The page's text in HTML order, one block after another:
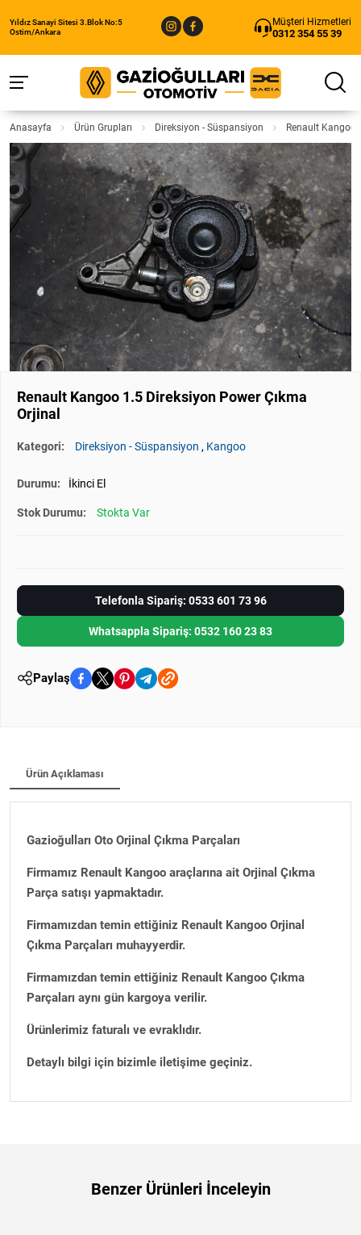
Yıldız Sanayi Sitesi 3.Blok No:5
Ostim/Ankara
Müşteri Hizmetleri
0312 354 55 39
Anasayfa Ürün Grupları Direksiyon - Süspansiyon Renault Kangoo
Renault Kangoo 1.5 Direksiyon Power Çıkma
Orjinal
Kategori: Direksiyon - Süspansiyon , Kangoo
Durumu: İkinci El
Stok Durumu: Stokta Var
Telefonla Sipariş: 0533 601 73 96
Whatsappla Sipariş: 0532 160 23 83
Paylaş
Ürün Açıklaması
Gazioğulları Oto Orjinal Çıkma Parçaları
Firmamız Renault Kangoo araçlarına ait Orjinal Çıkma
Parça satışı yapmaktadır.
Firmamızdan temin ettiğiniz Renault Kangoo Orjinal
Çıkma Parçaları muhayyerdir.
Firmamızdan temin ettiğiniz Renault Kangoo Çıkma
Parçaları aynı gün kargoya verilir.
Ürünlerimiz faturalı ve evraklıdır.
Detaylı bilgi için bizimle iletişime geçiniz.
Benzer Ürünleri İnceleyin